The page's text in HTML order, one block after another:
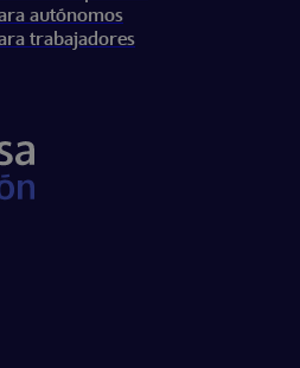
autónomos
trabajadores